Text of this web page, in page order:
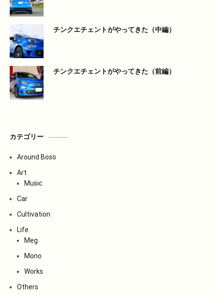
チンクエチェントがやってきた（中編）
チンクエチェントがやってきた（前編）
カテゴリー
Around Boso
Art
Music
Car
Cultivation
Life
Meg
Mono
Works
Others